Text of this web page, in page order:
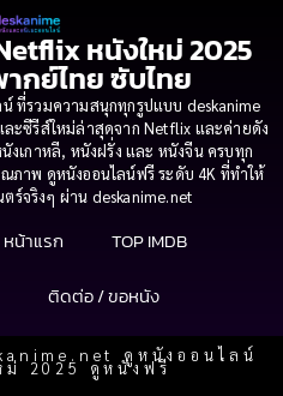
หนังใหม่ 2025
กย์ไทย ซับไทย
ที่รวมความสนุกทุกรูปแบบ deskanime
ะซีรีส์ใหม่ล่าสุดจาก Netflix และค่ายดัง
งเกาหลี, หนังฝรั่ง และ หนังจีน ครบทุก
าพ ดูหนังออนไลน์ฟรี ระดับ 4K ที่ทำให้
ร์จริงๆ ผ่าน deskanime.net
หน้าแรก
TOP IMDB
ติดต่อ / ขอหนัง
ดูหนังออนไลน์
2025 ดูหนังฟรี